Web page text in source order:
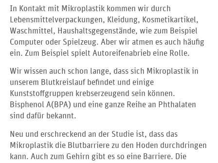
In Kontakt mit Mikroplastik kommen wir durch
Lebensmittelverpackungen, Kleidung, Kosmetikartikel,
Waschmittel, Haushaltsgegenstände, wie zum Beispiel
Computer oder Spielzeug. Aber wir atmen es auch häufig
ein. Zum Beispiel spielt Autoreifenabrieb eine Rolle.
Wir wissen auch schon lange, dass sich Mikroplastik in
unserem Blutkreislauf befindet und einige
Kunststoffgruppen krebserzeugend sein können.
Bisphenol A(BPA) und eine ganze Reihe an Phthalaten
sind dafür bekannt.
Neu und erschreckend an der Studie ist, dass das
Mikroplastik die Blutbarriere zu den Hoden durchdringen
kann. Auch zum Gehirn gibt es so eine Barriere. Die